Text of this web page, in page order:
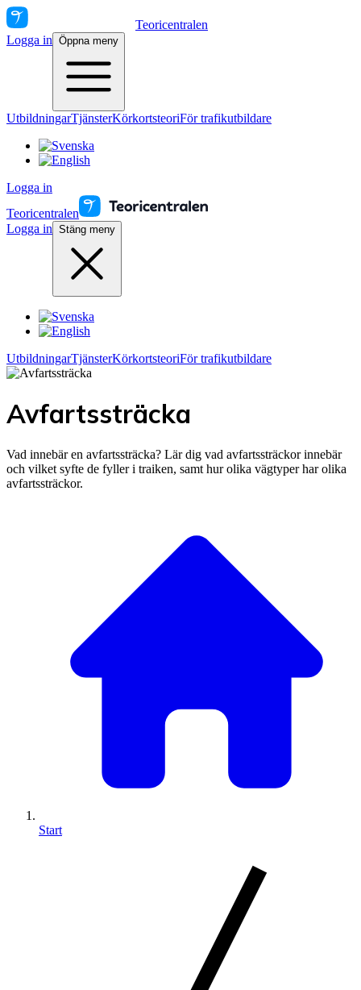
Teoricentralen
Logga in Öppna meny
UtbildningarTjänsterKörkortsteoriFör trafikutbildare
Logga in
Teoricentralen
Logga in Stäng meny
UtbildningarTjänsterKörkortsteoriFör trafikutbildare
Avfartssträcka
Vad innebär en avfartssträcka? Lär dig vad avfartssträckor innebär
och vilket syfte de fyller i traiken, samt hur olika vägtyper har olika
avfartssträckor.
Start